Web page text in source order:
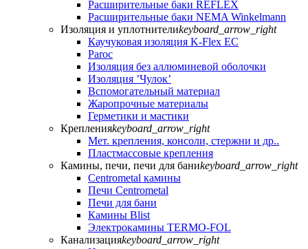
Расширительные баки REFLEX
Расширительные баки NEMA Winkelmann
Изоляция и уплотнителиkeyboard_arrow_right
Каучуковая изоляция K-Flex EC
Paroc
Изоляция без аллюминевой оболочки
Изоляция ’Чулок’
Вспомогательный материал
Жаропрочные материалы
Герметики и мастики
Крепленияkeyboard_arrow_right
Мет. крепления, консоли, стержни и др..
Пластмассовые крепления
Камины, печи, печи для баниkeyboard_arrow_right
Centrometal камины
Печи Centrometal
Печи для бани
Камины Blist
Электрокамины TERMO-FOL
Канализацияkeyboard_arrow_right